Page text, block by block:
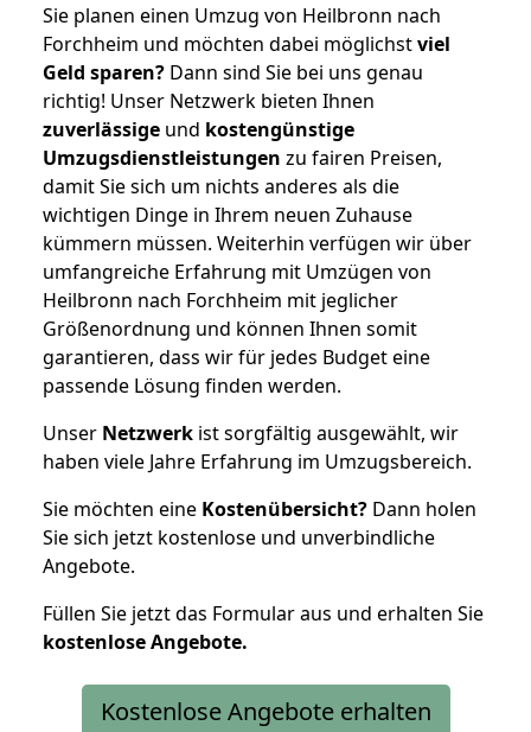
Sie planen einen Umzug von Heilbronn nach
Forchheim und möchten dabei möglichstviel
Geld sparen? Dann sind Sie bei uns genau
richtig! Unser Netzwerk bieten Ihnen
zuverlässige und kostengünstige
Umzugsdienstleistungen zu fairen Preisen,
damit Sie sich um nichts anderes als die
wichtigen Dinge in Ihrem neuen Zuhause
kümmern müssen. Weiterhin verfügen wir über
umfangreiche Erfahrung mit Umzügen von
Heilbronn nach Forchheim mit jeglicher
Größenordnung und können Ihnen somit
garantieren, dass wir für jedes Budget eine
passende Lösung finden werden.
Unser Netzwerk ist sorgfältig ausgewählt, wir
haben viele Jahre Erfahrung im Umzugsbereich.
Sie möchten eine Kostenübersicht? Dann holen
Sie sich jetzt kostenlose und unverbindliche
Angebote.
Füllen Sie jetzt das Formular aus und erhalten Sie
kostenloseAngebote.
Kostenlose Angebote erhalten